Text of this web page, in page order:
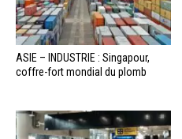
ASIE – INDUSTRIE : Singapour,
coffre-fort mondial du plomb